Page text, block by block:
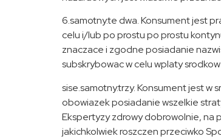
6.samotny.te dwa. Konsument jest
celu i/lub po prostu po prostu
znaczace i zgodne posiadanie
subskrybowac w celu wplaty
sise.samotny.trzy. Konsument jest
obowiazek posiadanie wszelkie
Ekspertyzy zdrowy dobrowolnie, na
jakichkolwiek roszczen przeciwko